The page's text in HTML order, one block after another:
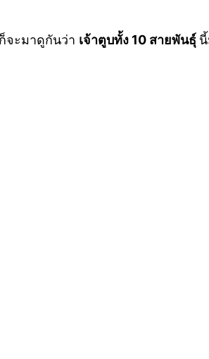
จะมาดูกันว่า เจ้าตูบทั้ง 10 สายพันธุ์